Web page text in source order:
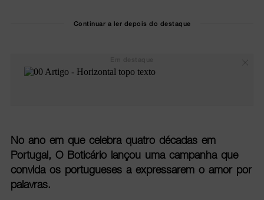
Continuar a ler depois do destaque
No ano em que celebra quatro décadas em
Portugal, O Boticário lançou uma campanha que
convida os portugueses a expressarem o amor por
palavras.